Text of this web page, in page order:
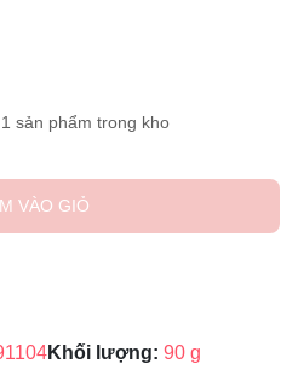
sản phẩm trong kho
VÀO GIỎ
Khối lượng: 90 g